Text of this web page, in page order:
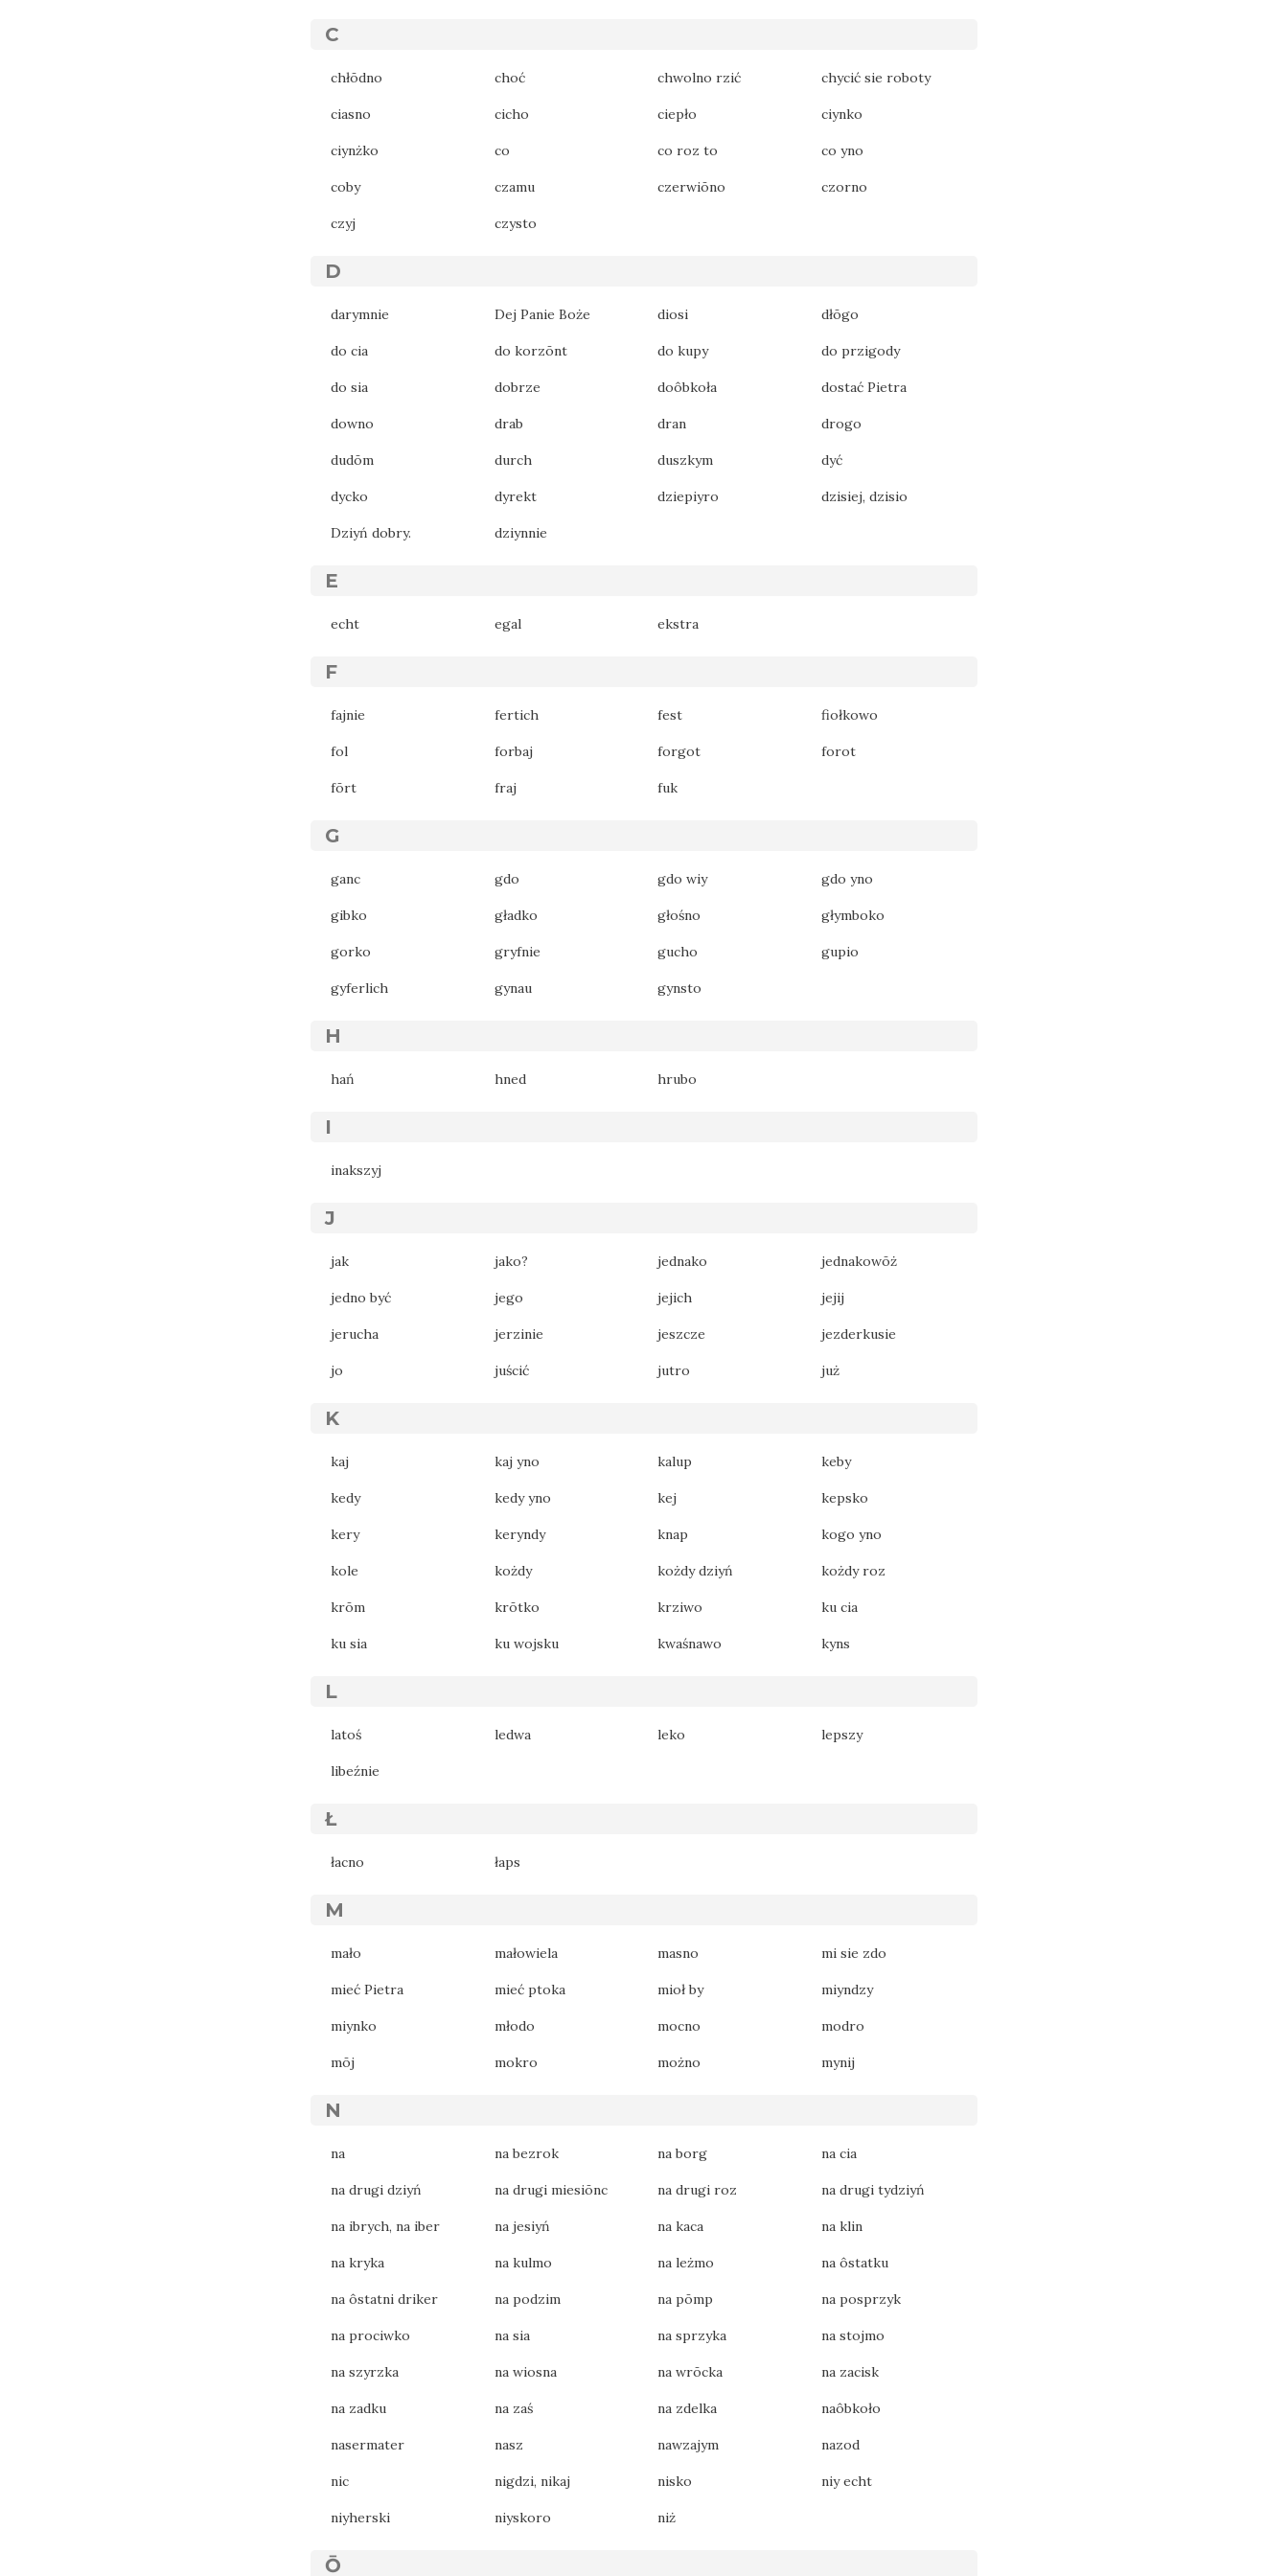
C
chłōdno choć chwolno rzić chycić sie roboty
ciasno cicho ciepło ciynko
ciynżko co co roz to co yno
coby czamu czerwiōno czorno
czyj czysto
D
darymnie Dej Panie Boże diosi dłōgo
do cia do korzōnt do kupy do przigody
do sia dobrze doôbkoła dostać Pietra
downo drab dran drogo
dudōm durch duszkym dyć
dycko dyrekt dziepiyro dzisiej, dzisio
Dziyń dobry. dziynnie
E
echt egal ekstra
F
fajnie fertich fest fiołkowo
fol forbaj forgot forot
fōrt fraj fuk
G
ganc gdo gdo wiy gdo yno
gibko gładko głośno głymboko
gorko gryfnie gucho gupio
gyferlich gynau gynsto
H
hań hned hrubo
I
inakszyj
J
jak jako? jednako jednakowōż
jedno być jego jejich jejij
jerucha jerzinie jeszcze jezderkusie
jo juścić jutro już
K
kaj kaj yno kalup keby
kedy kedy yno kej kepsko
kery keryndy knap kogo yno
kole kożdy kożdy dziyń kożdy roz
krōm krōtko krziwo ku cia
ku sia ku wojsku kwaśnawo kyns
L
latoś ledwa leko lepszy
libeźnie
Ł
łacno łaps
M
mało małowiela masno mi sie zdo
mieć Pietra mieć ptoka mioł by miyndzy
miynko młodo mocno modro
mōj mokro możno mynij
N
na na bezrok na borg na cia
na drugi dziyń na drugi miesiōnc na drugi roz na drugi tydziyń
na ibrych, na iber na jesiyń na kaca na klin
na kryka na kulmo na leżmo na ôstatku
na ôstatni driker na podzim na pōmp na posprzyk
na prociwko na sia na sprzyka na stojmo
na szyrzka na wiosna na wrōcka na zacisk
na zadku na zaś na zdelka naôbkoło
nasermater nasz nawzajym nazod
nic nigdzi, nikaj nisko niy echt
niyherski niyskoro niż
Ō